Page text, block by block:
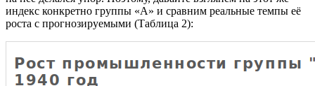
индекс конкретно группы «А» и сравним реальные темпы её
роста с прогнозируемыми (Таблица 2):